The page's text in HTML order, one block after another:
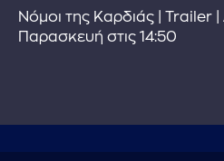
Νόμοι της Καρδιάς | Trailer
Παρασκευή στις 14:50